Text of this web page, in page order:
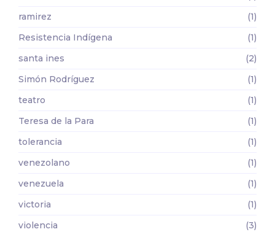
ramirez
(1)
Resistencia Indígena
(1)
santa ines
(2)
Simón Rodríguez
(1)
teatro
(1)
Teresa de la Para
(1)
tolerancia
(1)
venezolano
(1)
venezuela
(1)
victoria
(1)
violencia
(3)